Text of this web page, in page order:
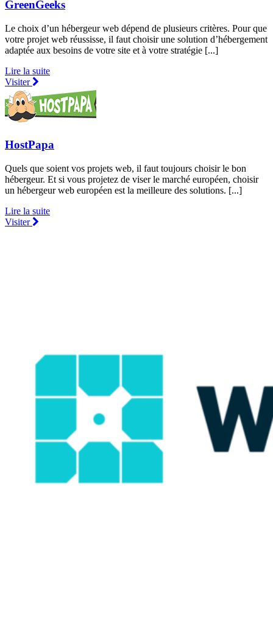
GreenGeeks
Le choix d’un hébergeur web dépend de plusieurs critères. Pour que
votre projet web réussisse, il faut choisir une solution d’hébergement
adaptée aux besoins de votre site et à votre stratégie [...]
Lire la suite
Visiter
HostPapa
Quels que soient vos projets web, il faut toujours choisir le bon
hébergeur. Et si vous projetez de viser le marché européen, choisir
un hébergeur web européen est la meilleure des solutions. [...]
Lire la suite
Visiter